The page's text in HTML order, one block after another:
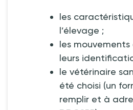
les
l’élevage ;
les mouvements
leurs
le vétérinaire
été choisi (un
remplir et à